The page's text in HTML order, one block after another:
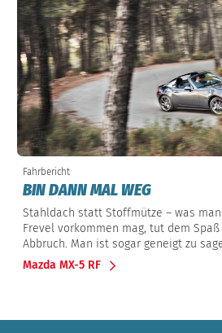
Fahrbericht
BIN DANN MAL WEG
Stahldach statt Stoffmütze – was
Frevel vorkommen mag, tut dem
Abbruch. Man ist sogar geneigt zu
Mazda MX-5 RF